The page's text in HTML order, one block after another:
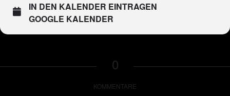
IN DEN KALENDER EINTRAGEN
GOOGLE KALENDER
0
KOMMENTARE